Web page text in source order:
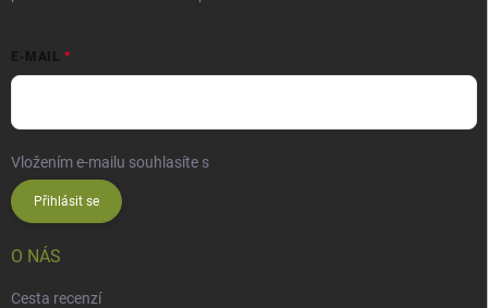
E-MAIL
Vložením e-mailu souhlasíte s
Přihlásit se
O NÁS
Cesta recenzí